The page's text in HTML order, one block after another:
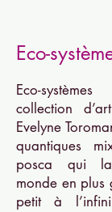
Eco-
Eco-
collection
Evelyne
quantiques
posca qui
monde en plus
petit à